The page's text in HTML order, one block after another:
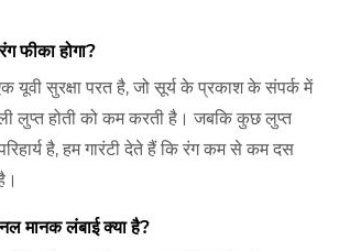
फीका होगा?
यूवी सुरक्षा परत है, जो सूर्य के प्रकाश के संपर्क में
लुप्त होती को कम करती है। जबकि कुछ लुप्त
है, हम गारंटी देते हैं कि रंग कम से कम दस
मानक लंबाई क्या है?